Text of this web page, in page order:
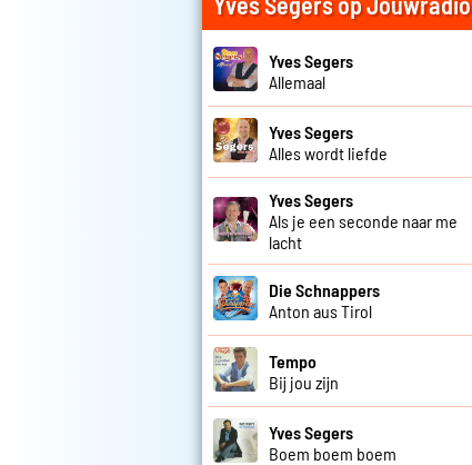
Yves Segers
Allemaal
Yves Segers
Alles wordt liefde
Yves Segers
Als je een seconde naar me
lacht
Die Schnappers
Anton aus Tirol
Tempo
Bij jou zijn
Yves Segers
Boem boem boem